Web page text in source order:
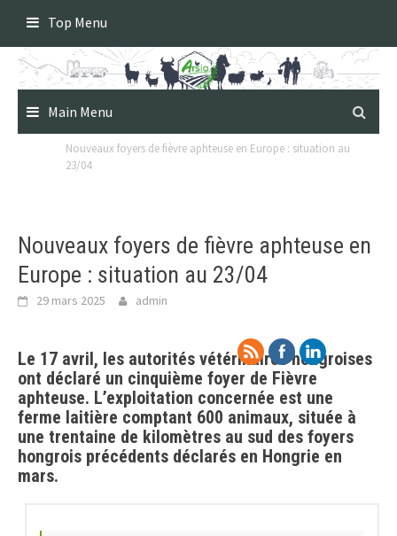
content
Top Menu
Main Menu
Nouveaux foyers de fièvre aphteuse en Europe : situation au
23/04
Nouveaux foyers de fièvre aphteuse en
Europe : situation au 23/04
29 mars 2025 admin
Le 17 avril, les autorités vétérinaires hongroises
ont déclaré un cinquième foyer de Fièvre
aphteuse. L’exploitation concernée est une
ferme laitière comptant 600 animaux, située à
une trentaine de kilomètres au sud des foyers
hongrois précédents déclarés en Hongrie en
mars.